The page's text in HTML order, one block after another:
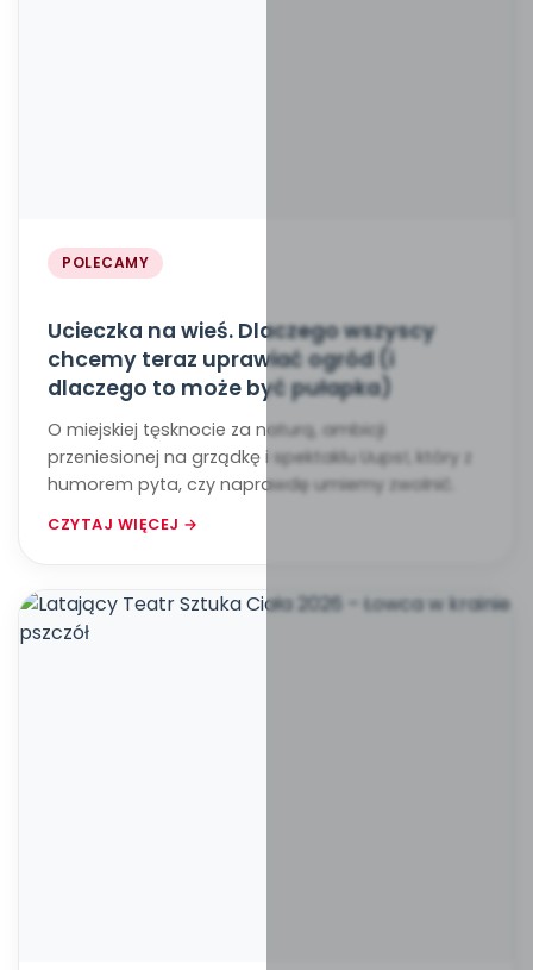
POLECAMY
Ucieczka na wieś. Dlaczego wszyscy
chcemy teraz uprawiać ogród (i
dlaczego to może być pułapka)
O miejskiej tęsknocie za naturą, ambicji
przeniesionej na grządkę i spektaklu Uups!, który z
humorem pyta, czy naprawdę umiemy zwolnić.
CZYTAJ WIĘCEJ →